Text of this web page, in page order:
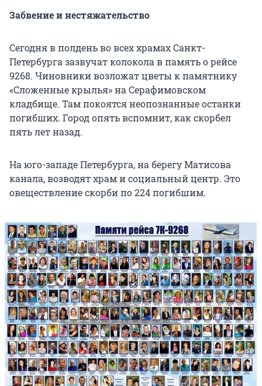
Забвение и нестяжательство
Сегодня в полдень во всех храмах Санкт-
Петербурга зазвучат колокола в память о рейсе
9268. Чиновники возложат цветы к памятнику
«Сложенные крылья» на Серафимовском
кладбище. Там покоятся неопознанные останки
погибших. Город опять вспомнит, как скорбел
пять лет назад.
На юго-западе Петербурга, на берегу Матисова
канала, возводят храм и социальный центр. Это
овеществление скорби по 224 погибшим.